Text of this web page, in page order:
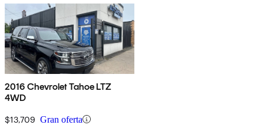
2016 Chevrolet Tahoe LTZ
4WD
$13,709 Gran oferta